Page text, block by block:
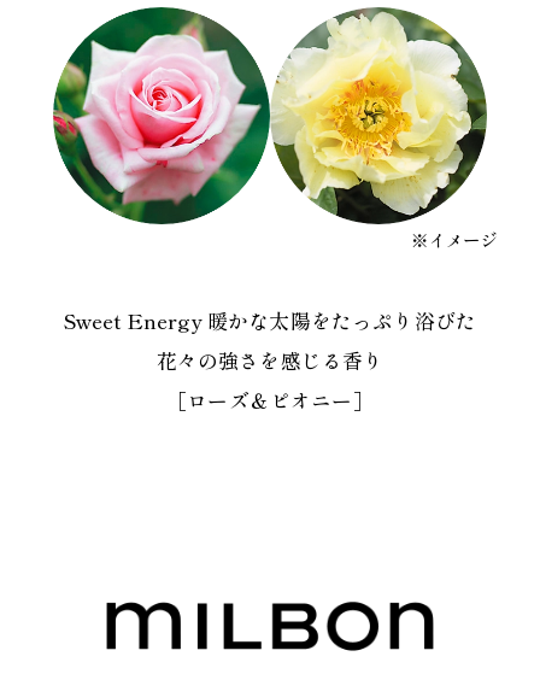
※イメージ
Sweet Energy 暖かな太陽をたっぷり浴びた
花々の強さを感じる香り
［ローズ＆ピオニー］